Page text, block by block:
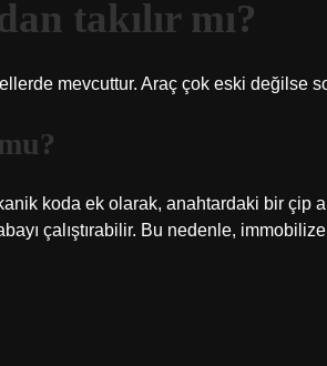
takılır mı?
mevcuttur. Araç çok eski değilse
koda ek olarak, anahtardaki bir çip
çalıştırabilir. Bu nedenle,